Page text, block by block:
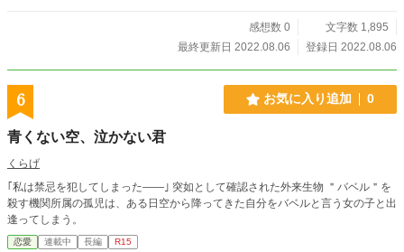
感想数 0
文字数 1,895
最終更新日 2022.08.06
登録日 2022.08.06
6 お気に入り追加 0
青くない空、泣かない君
くらげ
｢私は禁忌を犯してしまった――｣ 突如として確認された外来生物 ＂バベル＂を
殺す機関所属の孤児は、ある日空から降ってきた自分をバベルと言う女の子と出
逢ってしまう。
恋愛 連載中 長編 R15